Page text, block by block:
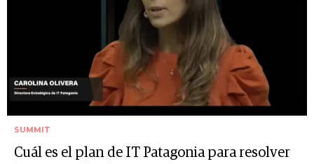
SUMMIT
Cuál es el plan de IT Patagonia para resolver